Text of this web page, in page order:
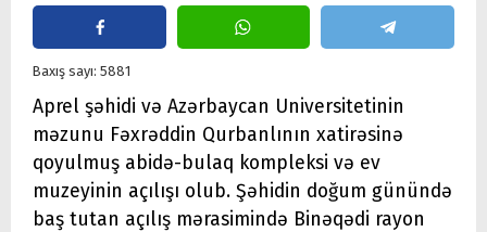
Baxış sayı: 5881
Aprel şəhidi və Azərbaycan Universitetinin
məzunu Fəxrəddin Qurbanlının xatirəsinə
qoyulmuş abidə-bulaq kompleksi və ev
muzeyinin açılışı olub. Şəhidin doğum günündə
baş tutan açılış mərasimində Binəqədi rayon